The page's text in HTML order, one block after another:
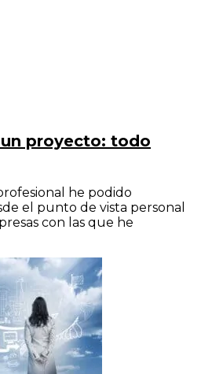
proyecto: todo
he podido
el punto de vista personal
con las que he